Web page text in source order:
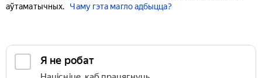
аўтаматычных.
Чаму гэта магло адбыцца?
Я не робат